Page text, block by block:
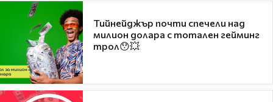
Тийнейджър почти спечели над
милион долара с тотален гейминг
трол😯💥